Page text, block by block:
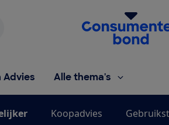
Homepage van de
Advies Alle thema's
Koopadvies